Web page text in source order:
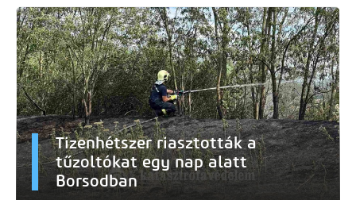
Tizenhétszer riasztották a
tűzoltókat egy nap alatt
Borsodban